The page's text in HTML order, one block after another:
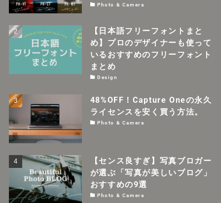
Photo & Camera
【日本語フリーフォントまと
め】プロのデザイナーも使って
いるおすすめのフリーフォント
まとめ
Design
48%OFF！Capture Oneの永久
ライセンスを安く買う方法。
Photo & Camera
【センス良すぎ】写真ブロガー
が選ぶ「写真が美しいブログ」
おすすめの9選
Photo & Camera